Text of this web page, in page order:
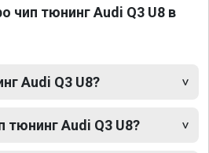
чип тюнинг Audi Q3 U8 в
Audi Q3 U8?
тюнинг Audi Q3 U8?